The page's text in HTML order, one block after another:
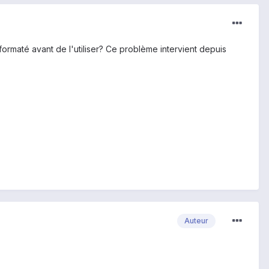
avant de l'utiliser? Ce problème intervient depuis
Auteur